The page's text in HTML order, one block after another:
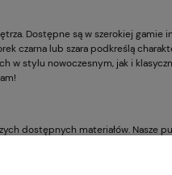
Dostępne są w szerokiej gamie
czarna lub szara podkreślą
w stylu nowoczesnym, jak i
dostępnych materiałów. Nasze